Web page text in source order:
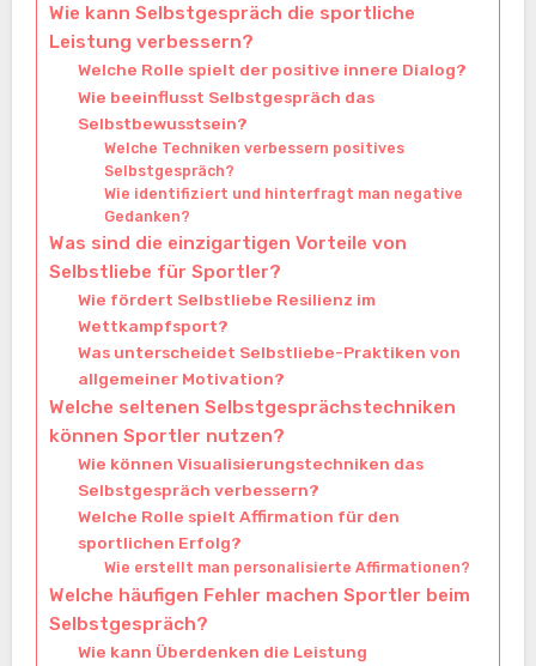
Wie kann Selbstgespräch die sportliche
Leistung verbessern?
Welche Rolle spielt der positive innere Dialog?
Wie beeinflusst Selbstgespräch das
Selbstbewusstsein?
Welche Techniken verbessern positives
Selbstgespräch?
Wie identifiziert und hinterfragt man negative
Gedanken?
Was sind die einzigartigen Vorteile von
Selbstliebe für Sportler?
Wie fördert Selbstliebe Resilienz im
Wettkampfsport?
Was unterscheidet Selbstliebe-Praktiken von
allgemeiner Motivation?
Welche seltenen Selbstgesprächstechniken
können Sportler nutzen?
Wie können Visualisierungstechniken das
Selbstgespräch verbessern?
Welche Rolle spielt Affirmation für den
sportlichen Erfolg?
Wie erstellt man personalisierte Affirmationen?
Welche häufigen Fehler machen Sportler beim
Selbstgespräch?
Wie kann Überdenken die Leistung